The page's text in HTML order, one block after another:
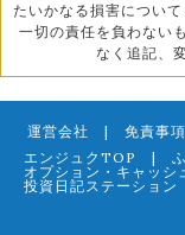
たいかなる損害につい
一切の責任を負わない
なく追記、
運営会社 | 免責事項
エンジュクTOP
|
オプション・キャッシ
投資日記ステーション